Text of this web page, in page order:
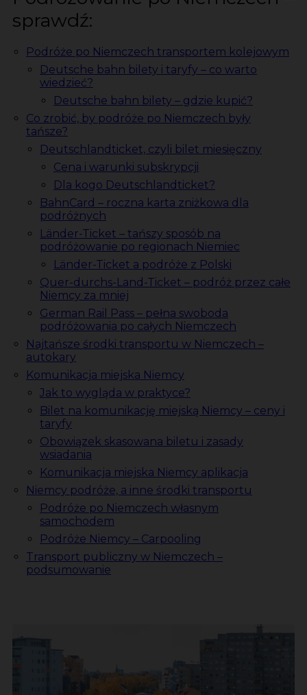
sprawdź:
Podróże po Niemczech transportem kolejowym
Deutsche bahn bilety i taryfy – co warto
wiedzieć?
Deutsche bahn bilety – gdzie kupić?
Co zrobić, by podróże po Niemczech były
tańsze?
Deutschlandticket, czyli bilet miesięczny
Cena i warunki subskrypcji
Dla kogo Deutschlandticket?
BahnCard – roczna karta zniżkowa dla
podróżnych
Länder-Ticket – tańszy sposób na
podróżowanie po regionach Niemiec
Länder-Ticket a podróże z Polski
Quer-durchs-Land-Ticket – podróż przez całe
Niemcy za mniej
German Rail Pass – pełna swoboda
podróżowania po całych Niemczech
Najtańsze środki transportu w Niemczech –
autokary
Komunikacja miejska Niemcy
Jak to wygląda w praktyce?
Bilet na komunikację miejską Niemcy – ceny i
taryfy
Obowiązek skasowana biletu i zasady
wsiadania
Komunikacja miejska Niemcy aplikacja
Niemcy podróże, a inne środki transportu
Podróże po Niemczech własnym
samochodem
Podróże Niemcy – Carpooling
Transport publiczny w Niemczech –
podsumowanie